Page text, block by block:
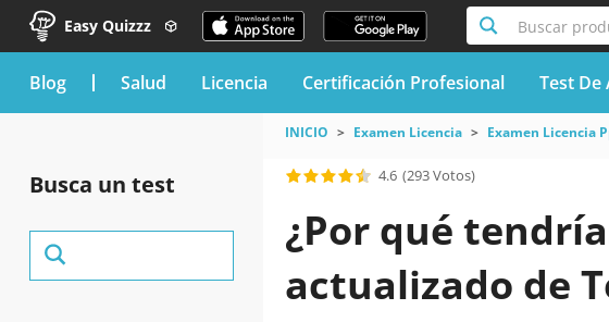
Easy Quizzz Buscar
blog Salud Licencia Certificación Profesional Test De
Busca un test
INICIO Examen Licencia Examen Licencia
4.6 (293 Votos)
¿Por qué
actualizado de